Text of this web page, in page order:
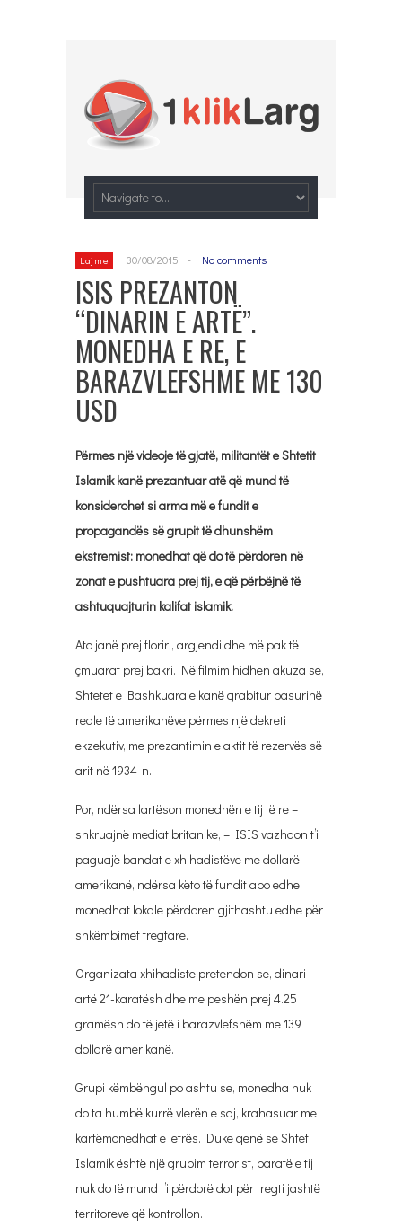
Lajme 30/08/2015 - No comments
ISIS PREZANTON
“DINARIN E ARTË”.
MONEDHA E RE, E
BARAZVLEFSHME ME 130
USD
Përmes një videoje të gjatë, militantët e Shtetit
Islamik kanë prezantuar atë që mund të
konsiderohet si arma më e fundit e
propagandës së grupit të dhunshëm
ekstremist: monedhat që do të përdoren në
zonat e pushtuara prej tij, e që përbëjnë të
ashtuquajturin kalifat islamik.
Ato janë prej floriri, argjendi dhe më pak të
çmuarat prej bakri. Në filmim hidhen akuza se,
Shtetet e Bashkuara e kanë grabitur pasurinë
reale të amerikanëve përmes një dekreti
ekzekutiv, me prezantimin e aktit të rezervës së
arit në 1934-n.
Por, ndërsa lartëson monedhën e tij të re –
shkruajnë mediat britanike, – ISIS vazhdon t’i
paguajë bandat e xhihadistëve me dollarë
amerikanë, ndërsa këto të fundit apo edhe
monedhat lokale përdoren gjithashtu edhe për
shkëmbimet tregtare.
Organizata xhihadiste pretendon se, dinari i
artë 21-karatësh dhe me peshën prej 4.25
gramësh do të jetë i barazvlefshëm me 139
dollarë amerikanë.
Grupi këmbëngul po ashtu se, monedha nuk
do ta humbë kurrë vlerën e saj, krahasuar me
kartëmonedhat e letrës. Duke qenë se Shteti
Islamik është një grupim terrorist, paratë e tij
nuk do të mund t’i përdorë dot për tregti jashtë
territoreve që kontrollon.